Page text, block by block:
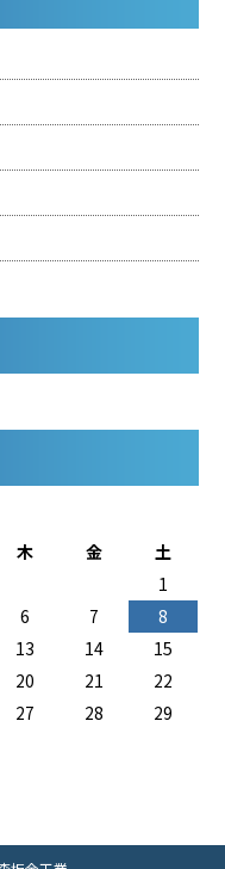
木 金 土
1
6 7
8
13 14
15
20 21
22
27 28
29